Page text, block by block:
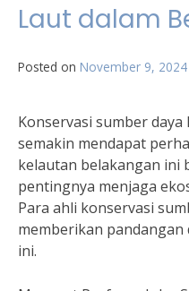
Laut dalam
Posted on November 9, 2024
Konservasi sumber
semakin mendapat
kelautan belakangan ini
pentingnya menjaga
Para ahli konservasi
memberikan
ini.